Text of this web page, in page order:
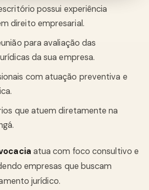
possui experiência
direito empresarial.
para avaliação das
da sua empresa.
com atuação preventiva e
que atuem diretamente na
atua com foco consultivo e
empresas que buscam
jurídico.